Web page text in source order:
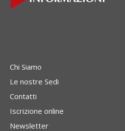
Chi Siamo
Le nostre Sedi
Contatti
Iscrizione online
Newsletter